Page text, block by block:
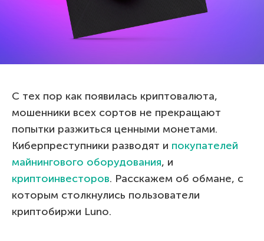
С тех пор как появилась криптовалюта,
мошенники всех сортов не прекращают
попытки разжиться ценными монетами.
Киберпреступники разводят и покупателей
майнингового оборудования, и
криптоинвесторов. Расскажем об обмане, с
которым столкнулись пользователи
криптобиржи Luno.